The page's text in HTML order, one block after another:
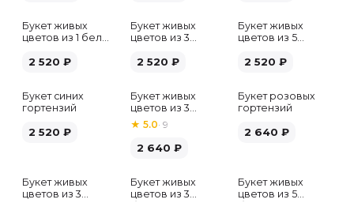
Букет живых
цветов из 1 белой
2 520 ₽
Букет живых
цветов из 3
2 520 ₽
Букет живых
цветов из 5
микс
2 520 ₽
Букет синих
гортензий
2 520 ₽
Букет живых
цветов из 3
розовых пионов
★ 5.0· 9
2 640 ₽
Букет розовых
гортензий
2 640 ₽
Букет живых
цветов из 3
Букет живых
цветов из 3
Хит
Букет живых
цветов из 5